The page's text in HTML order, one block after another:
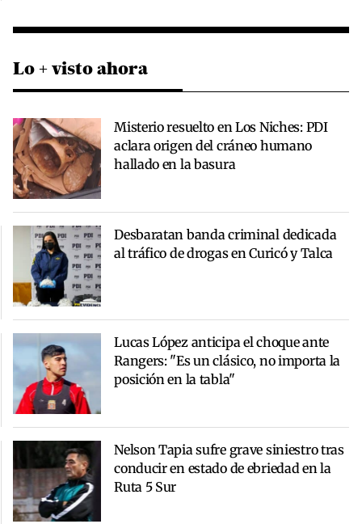
Lo + visto ahora
Misterio resuelto en Los Niches: PDI
aclara origen del cráneo humano
hallado en la basura
Desbaratan banda criminal dedicada
al tráfico de drogas en Curicó y Talca
Lucas López anticipa el choque ante
Rangers: "Es un clásico, no importa la
posición en la tabla"
Nelson Tapia sufre grave siniestro tras
conducir en estado de ebriedad en la
Ruta 5 Sur